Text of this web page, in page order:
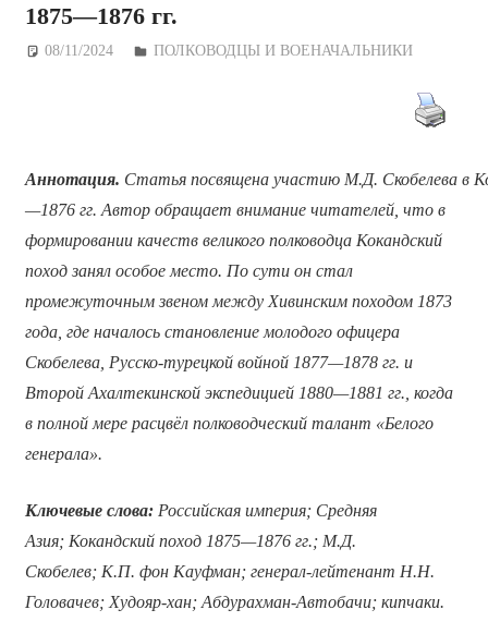
1875—1876 гг.
08/11/2024 Дежурный по Редакции
ПОЛКОВОДЦЫ И ВОЕНАЧАЛЬНИКИ
Аннотация. Статья посвящена участию М.Д. Скобелева в
—1876 гг. Автор обращает внимание читателей, что в
формировании качеств великого полководца Кокандский
поход занял особое место. По сути он стал
промежуточным звеном между Хивинским походом 1873
года, где началось становление молодого офицера
Скобелева, Русско-турецкой войной 1877—1878 гг. и
Второй Ахалтекинской экспедицией 1880—1881 гг., когда
в полной мере расцвёл полководческий талант «Белого
генерала».
Ключевые слова: Российская империя; Средняя
Азия;Кокандский поход 1875—1876 гг.; М.Д.
Скобелев;К.П. фон Кауфман; генерал-лейтенант Н.Н.
Головачев; Худояр-хан; Абдурахман-Автобачи; кипчаки.